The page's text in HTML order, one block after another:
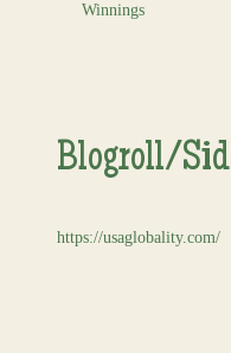
Winnings
Blogroll/
https://usaglobality.com/